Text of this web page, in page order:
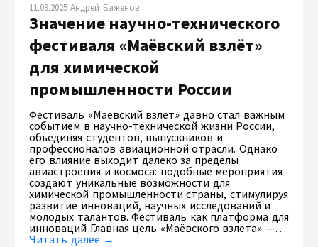
11.09.2025 Андрей Баженов
Значение научно-технического
фестиваля «Маёвский взлёт»
для химической
промышленности России
Фестиваль «Маёвский взлёт» давно стал важным
событием в научно-технической жизни России,
объединяя студентов, выпускников и
профессионалов авиационной отрасли. Однако
его влияние выходит далеко за пределы
авиастроения и космоса: подобные мероприятия
создают уникальные возможности для
химической промышленности страны, стимулируя
развитие инноваций, научных исследований и
молодых талантов. Фестиваль как платформа для
инноваций Главная цель «Маёвского взлёта» —…
Читать далее →